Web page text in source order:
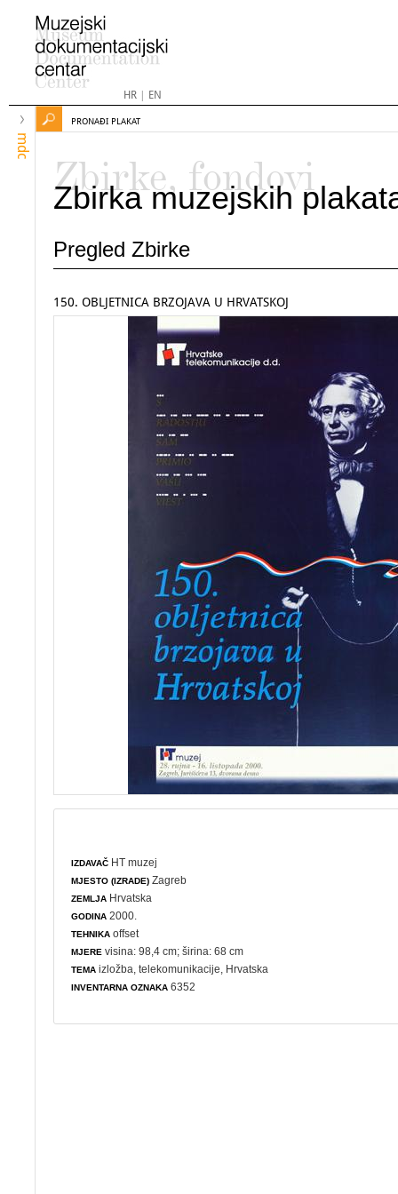
HR| EN
mdc
PRONAĐI PLAKAT
Zbirke, fondovi
Zbirka muzejskih
Pregled Zbirke
150. OBLJETNICA BRZOJAVA U HRVATSKOJ
IZDAVAČ HT muzej
MJESTO (IZRADE) Zagreb
ZEMLJA Hrvatska
GODINA 2000.
TEHNIKA offset
MJERE visina: 98,4 cm; širina: 68 cm
TEMA izložba ,telekomunikacije , Hrvatska
INVENTARNA OZNAKA 6352